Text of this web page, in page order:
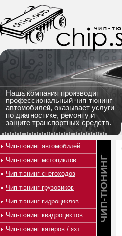
Наша компания производит
профессиональный чип-тюнинг
автомобилей, оказывает услуги
по диагностике, ремонту и
защите транспортных средств.
Чип-тюнинг автомобилей
Чип-тюнинг мотоциклов
Чип-тюнинг снегоходов
Чип-тюнинг грузовиков
Чип-тюнинг гидроциклов
Чип-тюнинг квадроциклов
Чип-тюнинг катеров / яхт